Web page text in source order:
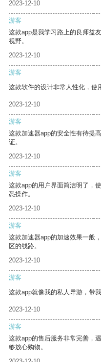
2023-12-10
游客
这款app是我学习路上的良师益
视野。
2023-12-10
游客
这款软件的设计非常人性化，使
2023-12-10
游客
这款加速器app的安全性有待提
证。
2023-12-10
游客
这款app的用户界面简洁明了，
悉操作。
2023-12-10
游客
这款加速器app的加速效果一般
区的线路。
2023-12-10
游客
这款app就像我的私人导游，带
2023-12-10
游客
这款app的售后服务非常完善，
够放心购物。